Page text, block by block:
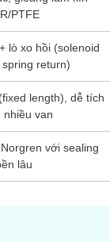
PTFE
lò xo hồi (solenoid
return)
length), dễ tích
nhiều van
với sealing
lâu